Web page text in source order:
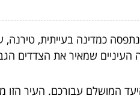
כמדינה בעייתית,
שמאיר את הצדדים
המושלם עבורכם. העיר הזו